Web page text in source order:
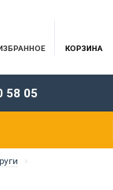
КОРЗИНА
58 05